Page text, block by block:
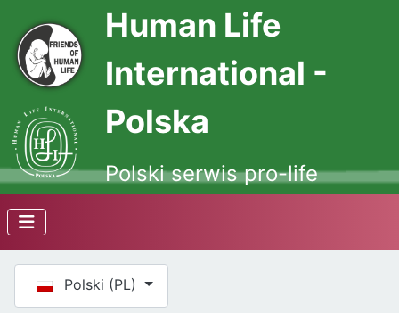
Human Life
International -
Polska
Polski serwis pro-life
Wybierz swój język
Polski (PL)